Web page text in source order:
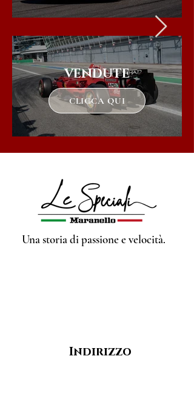
CLICCA QUI
VENDUTE
Una storia di passione e velocità.
Indirizzo